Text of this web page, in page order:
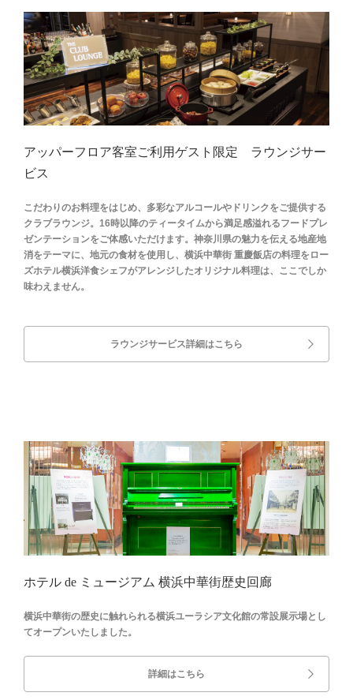
アッパーフロア客室ご利用ゲスト限定 ラウンジサー
ビス
こだわりのお料理をはじめ、多彩なアルコールやドリンクをご提供する
クラブラウンジ。16時以降のティータイムから満足感溢れるフードプレ
ゼンテーションをご体感いただけます。神奈川県の魅力を伝える地産地
消をテーマに、地元の食材を使用し、横浜中華街 重慶飯店の料理をロー
ズホテル横浜洋食シェフがアレンジしたオリジナル料理は、ここでしか
味わえません。
ラウンジサービス詳細はこちら
ホテル de ミュージアム 横浜中華街歴史回廊
横浜中華街の歴史に触れられる横浜ユーラシア文化館の常設展示場とし
てオープンいたしました。
詳細はこちら